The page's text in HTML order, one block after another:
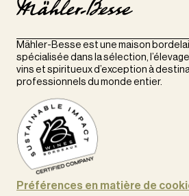
Mähler-Besse est une maison
spécialisée dans la sélection,
vins et spiritueux d’exception à
professionnels du monde entier.
Préférences en matière de